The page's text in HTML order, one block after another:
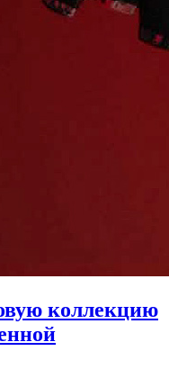
коллекцию